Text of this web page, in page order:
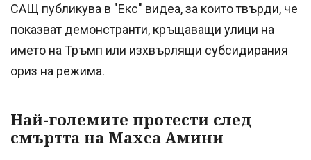
САЩ публикува в "Екс" видеа, за които твърди, че
показват демонстранти, кръщаващи улици на
името на Тръмп или изхвърлящи субсидирания
ориз на режима.
Най-големите протести след
смъртта на Махса Амини